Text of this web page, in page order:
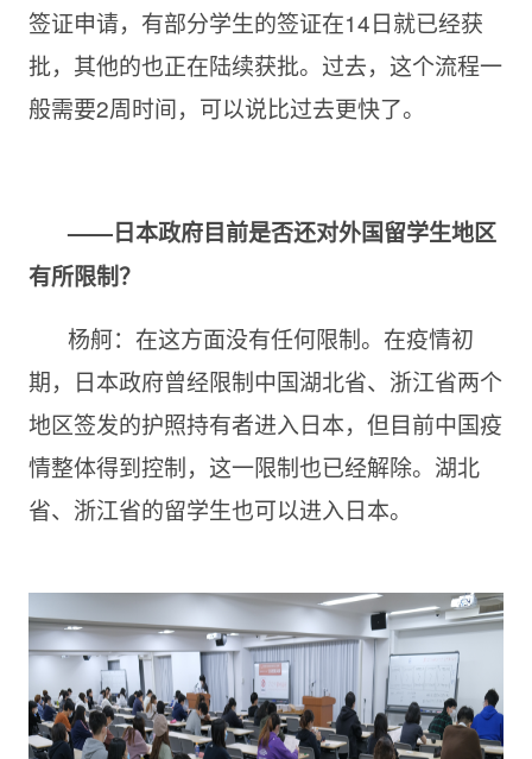
签证申请，有部分学生的签证在14日就已经获
批，其他的也正在陆续获批。过去，这个流程一
般需要2周时间，可以说比过去更快了。
——日本政府目前是否还对外国留学生地区
有所限制？
杨舸：在这方面没有任何限制。在疫情初
期，日本政府曾经限制中国湖北省、浙江省两个
地区签发的护照持有者进入日本，但目前中国疫
情整体得到控制，这一限制也已经解除。湖北
省、浙江省的留学生也可以进入日本。